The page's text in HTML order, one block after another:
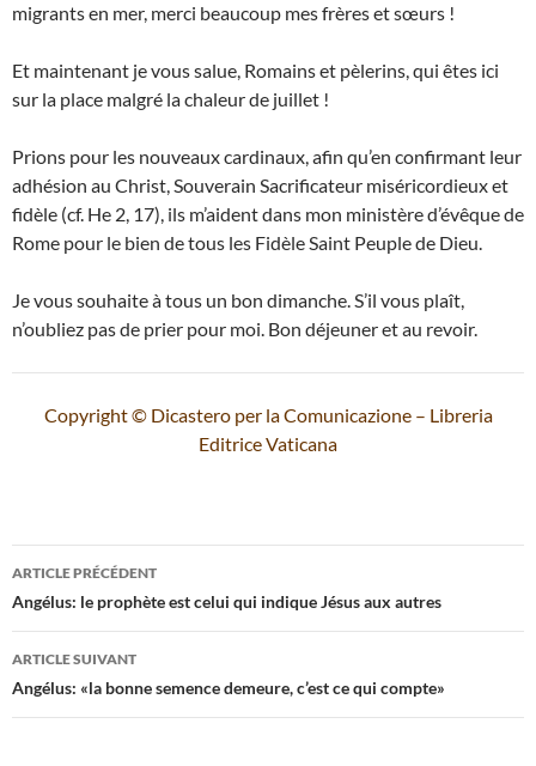
migrants en mer, merci beaucoup mes frères et sœurs !
Et maintenant je vous salue, Romains et pèlerins, qui êtes ici
sur la place malgré la chaleur de juillet !
Prions pour les nouveaux cardinaux, afin qu’en confirmant leur
adhésion au Christ, Souverain Sacrificateur miséricordieux et
fidèle (cf. He 2, 17), ils m’aident dans mon ministère d’évêque de
Rome pour le bien de tous les Fidèle Saint Peuple de Dieu.
Je vous souhaite à tous un bon dimanche. S’il vous plaît,
n’oubliez pas de prier pour moi. Bon déjeuner et au revoir.
Copyright © Dicastero per la Comunicazione – Libreria
Editrice Vaticana
Navigation
des
articles
ARTICLE PRÉCÉDENT
Angélus: le prophète est celui qui indique Jésus aux autres
ARTICLE SUIVANT
Angélus: «la bonne semence demeure, c’est ce qui compte»